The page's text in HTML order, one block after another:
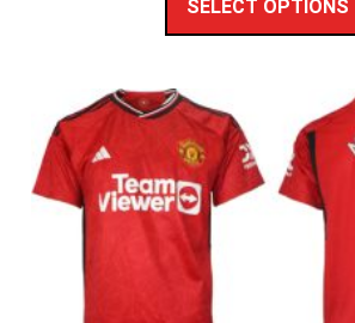
SELECT OPTIONS